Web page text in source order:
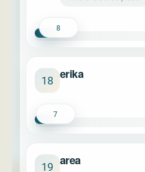
8
18 erika
7
19 area